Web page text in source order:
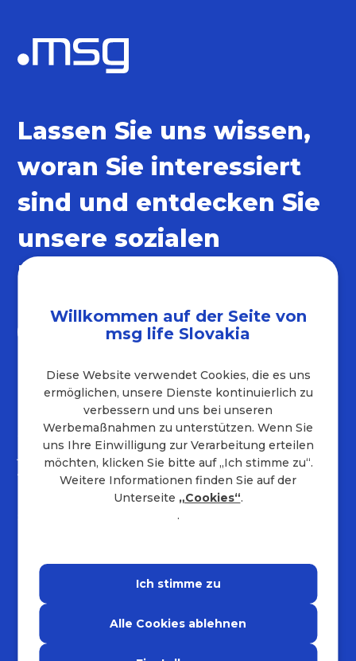
Adresse des Unternehmens
+421 232 221 454
job.sk@msg.group
Datenschutzbestimmungen
Lassen Sie uns wissen,
woran Sie interessiert
sind und entdecken Sie
unsere sozialen
Netzwerke
Willkommen auf der Seite von
msg life Slovakia
Diese Website verwendet Cookies, die es uns
ermöglichen, unsere Dienste kontinuierlich zu
verbessern und uns bei unseren
Werbemaßnahmen zu unterstützen. Wenn Sie
uns Ihre Einwilligung zur Verarbeitung erteilen
möchten, klicken Sie bitte auf „Ich stimme zu“.
Weitere Informationen finden Sie auf der
Unterseite „Cookies“.
.
Ich stimme zu
Alle Cookies ablehnen